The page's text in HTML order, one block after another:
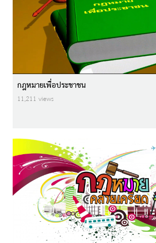
กฎหมายเพื่อประชาชน
11,211 views